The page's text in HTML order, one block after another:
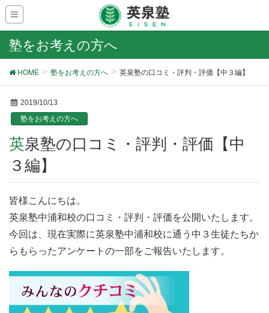
塾をお考えの方へ
HOME 塾をお考えの方へ 英泉塾の口コミ・評判・評価【中３編】
2019/10/13
塾をお考えの方へ
英泉塾の口コミ・評判・評価【中
３編】
皆様こんにちは。
英泉塾中浦和校の口コミ・評判・評価を公開いたします。
今回は、現在実際に英泉塾中浦和校に通う中３生徒たちか
らもらったアンケートの一部をご報告いたします。